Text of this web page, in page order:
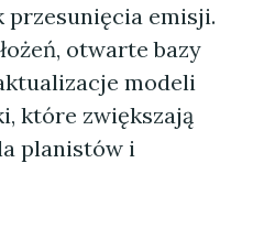
emisji.
otwarte bazy
modeli
które zwiększają
planistów i